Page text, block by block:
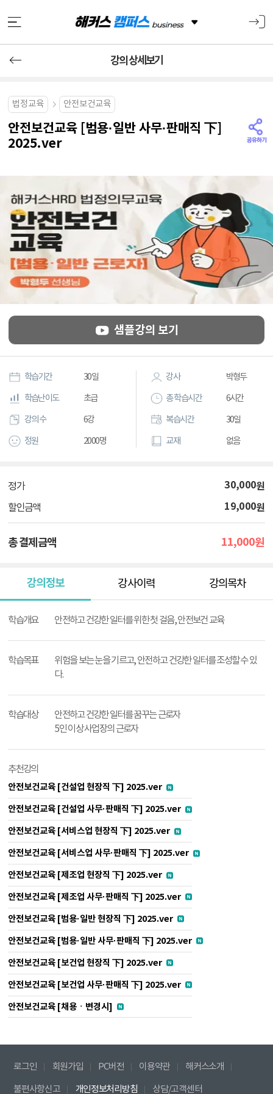
강의 상세보기
법정교육 안전보건교육
안전보건교육 [범용·일반 사무·판매직 下]
2025.ver
샘플강의 보기
학습기간 30일
학습난이도 초급
강의 수 6강
정원 2000명
강사 박형두
총 학습시간 6시간
복습시간 30일
교재 없음
정가 30,000원
할인금액 19,000원
총 결제금액 11,000원
강의정보 강사이력 강의목차
보
학습개요 안전하고 건강한 일터를 위한 첫 걸음, 안전보건 교육
학습목표
위험을 보는 눈을 기르고, 안전하고 건강한 일터를 조성할 수 있
다.
학습대상
안전하고 건강한 일터를 꿈꾸는 근로자
5인 이상 사업장의 근로자
추천강의
안전보건교육 [건설업 현장직 下] 2025.ver
안전보건교육 [건설업 사무·판매직 下] 2025.ver
안전보건교육 [서비스업 현장직 下] 2025.ver
안전보건교육 [서비스업 사무·판매직 下] 2025.ver
안전보건교육 [제조업 현장직 下] 2025.ver
안전보건교육 [제조업 사무·판매직 下] 2025.ver
안전보건교육 [범용·일반 현장직 下] 2025.ver
안전보건교육 [범용·일반 사무·판매직 下] 2025.ver
안전보건교육 [보건업 현장직 下] 2025.ver
안전보건교육 [보건업 사무·판매직 下] 2025.ver
안전보건교육 [채용ㆍ변경시]
로그인 회원가입 PC버전 이용약관 해커스소개
불편사항신고 개인정보처리방침 상담/고객센터